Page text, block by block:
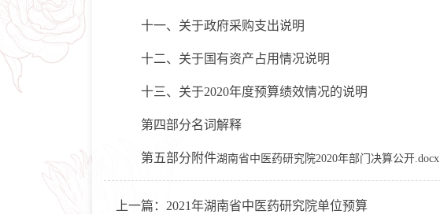
十一、关于政府采购支出说明
十二、关于国有资产占用情况说明
十三、关于2020年度预算绩效情况的说明
第四部分名词解释
第五部分附件湖南省中医药研究院2020年部门决算公开.docx
上一篇： 2021年湖南省中医药研究院单位预算